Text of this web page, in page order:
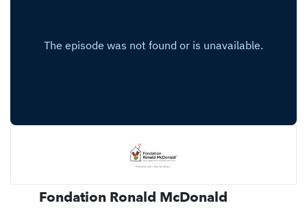
Fondation Ronald McDonald